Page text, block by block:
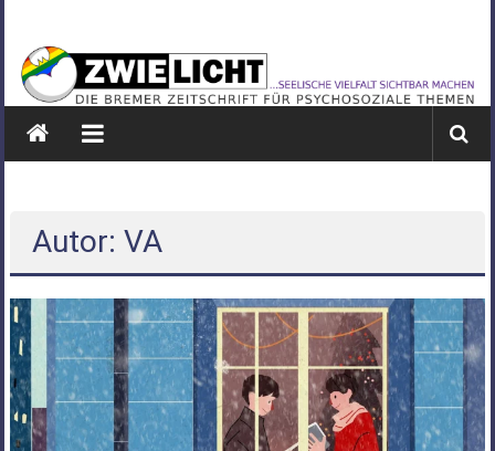
springen
ZWIELICHT
BREMEN
DIE
PSYCHOSOZIALE
THEMEN
Autor: VA